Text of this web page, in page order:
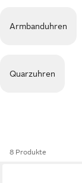
Armbanduhren
Quarzuhren
8 Produkte